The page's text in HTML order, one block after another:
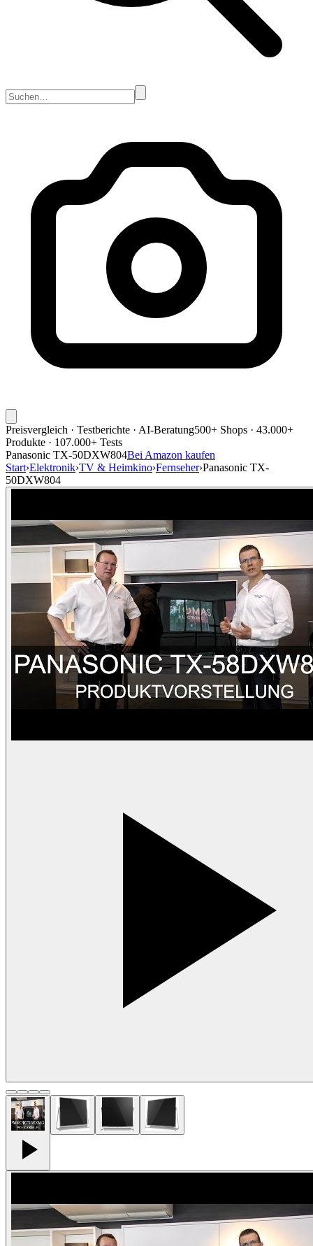
Preisvergleich · Testberichte · AI-Beratung500+ Shops · 43.000+
Produkte · 107.000+ Tests
Panasonic TX-50DXW804Bei Amazon kaufen
Start›Elektronik›TV & Heimkino›Fernseher›Panasonic TX-
50DXW804